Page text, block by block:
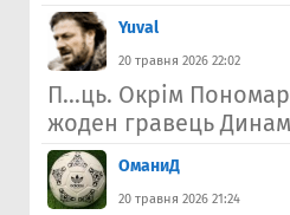
Yuval
20 травня 2026 22:02
П...ць. Окрім
жоден гравець
ОманиД
20 травня 2026 21:24